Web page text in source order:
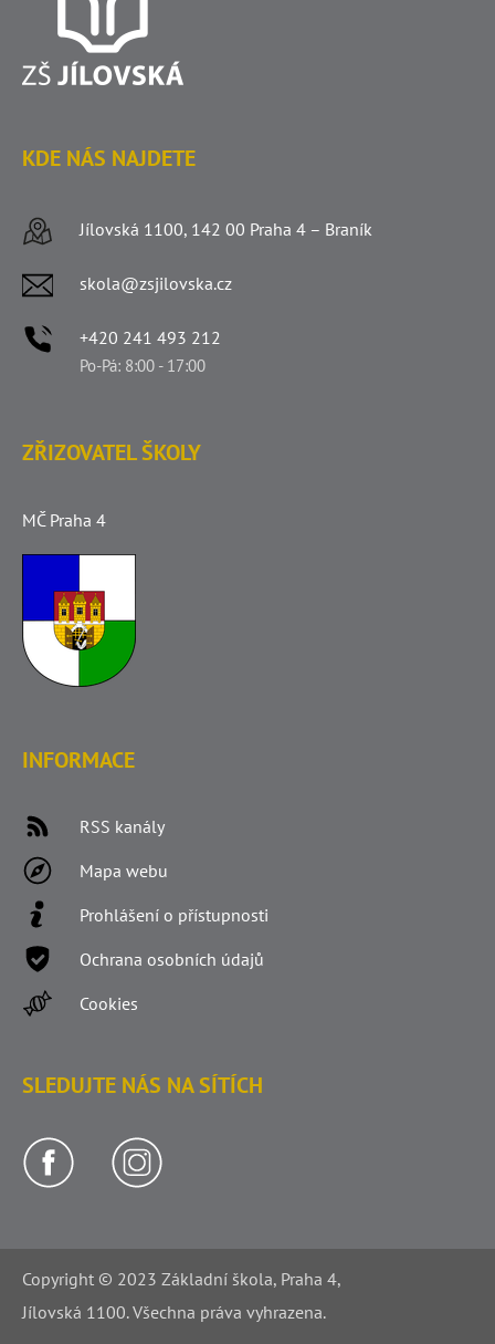
KDE NÁS NAJDETE
Jílovská 1100, 142 00 Praha 4 – Braník
skola@zsjilovska.cz
+420 241 493 212
Po-Pá: 8:00 - 17:00
ZŘIZOVATEL ŠKOLY
MČ Praha 4
INFORMACE
RSS kanály
Mapa webu
Prohlášení o přístupnosti
Ochrana osobních údajů
Cookies
SLEDUJTE NÁS NA SÍTÍCH
Copyright © 2023 Základní škola, Praha 4,
Jílovská 1100. Všechna práva vyhrazena.